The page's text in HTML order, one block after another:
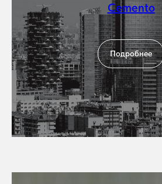
Cemento
Подробнее